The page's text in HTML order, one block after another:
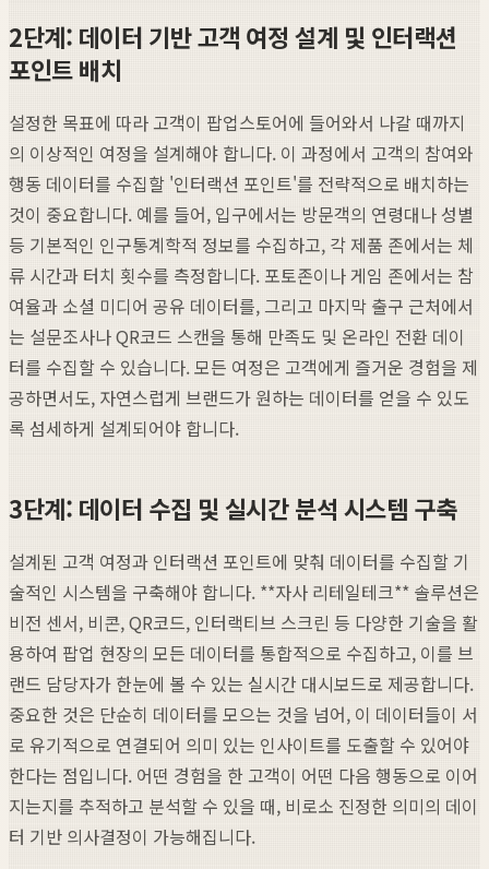
2단계: 데이터 기반 고객 여정 설계 및 인터랙션
포인트 배치
설정한 목표에 따라 고객이 팝업스토어에 들어와서 나갈 때까지
의 이상적인 여정을 설계해야 합니다. 이 과정에서 고객의 참여와
행동 데이터를 수집할 '인터랙션 포인트'를 전략적으로 배치하는
것이 중요합니다. 예를 들어, 입구에서는 방문객의 연령대나 성별
등 기본적인 인구통계학적 정보를 수집하고, 각 제품 존에서는 체
류 시간과 터치 횟수를 측정합니다. 포토존이나 게임 존에서는 참
여율과 소셜 미디어 공유 데이터를, 그리고 마지막 출구 근처에서
는 설문조사나 QR코드 스캔을 통해 만족도 및 온라인 전환 데이
터를 수집할 수 있습니다. 모든 여정은 고객에게 즐거운 경험을 제
공하면서도, 자연스럽게 브랜드가 원하는 데이터를 얻을 수 있도
록 섬세하게 설계되어야 합니다.
3단계: 데이터 수집 및 실시간 분석 시스템 구축
설계된 고객 여정과 인터랙션 포인트에 맞춰 데이터를 수집할 기
술적인 시스템을 구축해야 합니다. **자사 리테일테크** 솔루션은
비전 센서, 비콘, QR코드, 인터랙티브 스크린 등 다양한 기술을 활
용하여 팝업 현장의 모든 데이터를 통합적으로 수집하고, 이를 브
랜드 담당자가 한눈에 볼 수 있는 실시간 대시보드로 제공합니다.
중요한 것은 단순히 데이터를 모으는 것을 넘어, 이 데이터들이 서
로 유기적으로 연결되어 의미 있는 인사이트를 도출할 수 있어야
한다는 점입니다. 어떤 경험을 한 고객이 어떤 다음 행동으로 이어
지는지를 추적하고 분석할 수 있을 때, 비로소 진정한 의미의 데이
터 기반 의사결정이 가능해집니다.